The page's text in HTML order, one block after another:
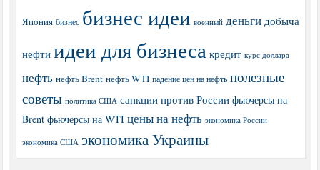
Япония бизнес бизнес идеи военный деньги добыча
нефти идеи для бизнеса кредит курс доллара
нефть нефть Brent нефть WTI падение цен на нефть полезные
советы политика США санкции против России фьючерсы на
Brent фьючерсы на WTI цены на нефть экономика России
экономика США экономика Украины